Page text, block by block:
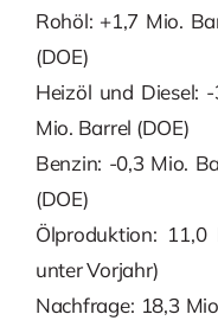
Rohöl: +1,7 Mio.
(DOE)
Heizöl und Diesel:
Mio. Barrel (DOE)
Benzin: -0,3 Mio.
(DOE)
Ölproduktion:
unter Vorjahr)
Nachfrage: 18,3